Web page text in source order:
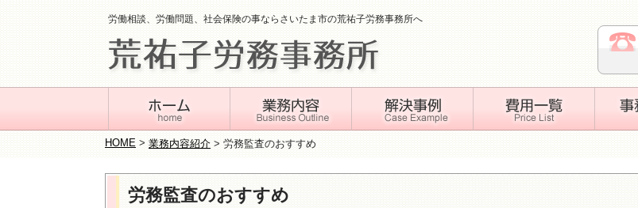
労働相談、労働問題、社会保険の事ならさいたま市の荒祐子労務事務所へ
HOME > 業務内容紹介 > 労務監査のおすすめ
労務監査のおすすめ